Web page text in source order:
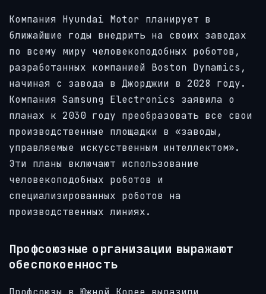
Компания Hyundai Motor планирует в
ближайшие годы внедрить на своих заводах
по всему миру человекоподобных роботов,
разработанных компанией Boston Dynamics,
начиная с завода в Джорджии в 2028 году.
Компания Samsung Electronics заявила о
планах к 2030 году преобразовать все свои
производственные площадки в «заводы,
управляемые искусственным интеллектом».
Эти планы включают использование
человекоподобных роботов и
специализированных роботов на
производственных линиях.
Профсоюзные организации выражают
обеспокоенность